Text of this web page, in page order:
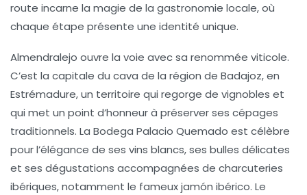
route incarne la magie de la gastronomie locale, où
chaque étape présente une identité unique.
Almendralejo ouvre la voie avec sa renommée viticole.
C’est la capitale du cava de la région de Badajoz, en
Estrémadure, un territoire qui regorge de vignobles et
qui met un point d’honneur à préserver ses cépages
traditionnels. La Bodega Palacio Quemado est célèbre
pour l’élégance de ses vins blancs, ses bulles délicates
et ses dégustations accompagnées de charcuteries
ibériques, notamment le fameuxjamón ibérico. Le